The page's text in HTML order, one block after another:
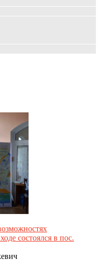
состоялся в пос.